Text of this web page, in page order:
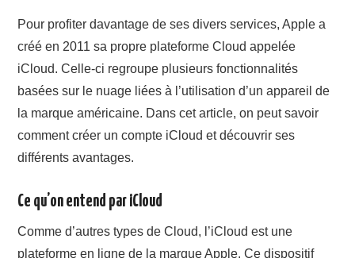
Pour profiter davantage de ses divers services, Apple a
créé en 2011 sa propre plateforme Cloud appelée
iCloud. Celle-ci regroupe plusieurs fonctionnalités
basées sur le nuage liées à l’utilisation d’un appareil de
la marque américaine. Dans cet article, on peut savoir
comment créer un compte iCloud et découvrir ses
différents avantages.
Ce qu’on entend par iCloud
Comme d’autres types de Cloud, l’iCloud est une
plateforme en ligne de la marque Apple. Ce dispositif